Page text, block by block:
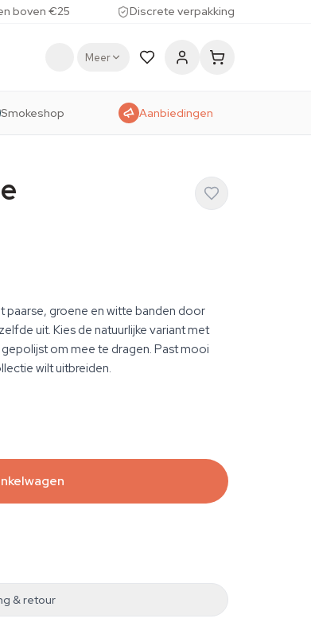
boven €25 Discrete verpakking
Meer
Smokeshop Aanbiedingen
paarse, groene en witte banden door
uit. Kies de natuurlijke variant met
om mee te dragen. Past mooi
wilt uitbreiden.
& retour